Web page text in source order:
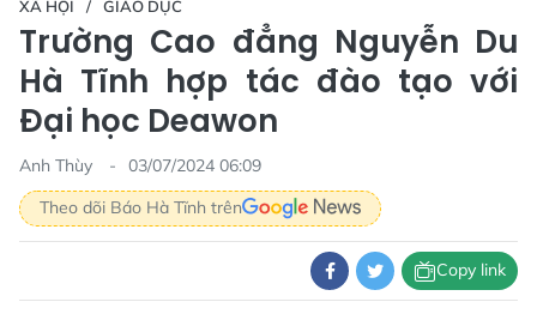
XÃ HỘI GIÁO DỤC
Trường Cao đẳng Nguyễn Du
Hà Tĩnh hợp tác đào tạo với
Đại học Deawon
Anh Thùy
03/07/2024 06:09
Theo dõi Báo Hà Tĩnh trên
Copy link